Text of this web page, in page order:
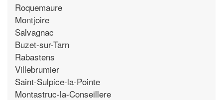
Roquemaure
Montjoire
Salvagnac
Buzet-sur-Tarn
Rabastens
Villebrumier
Saint-Sulpice-la-Pointe
Montastruc-la-Conseillere